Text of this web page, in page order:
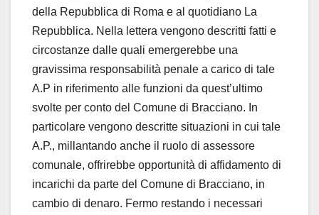
della Repubblica di Roma e al quotidiano La
Repubblica. Nella lettera vengono descritti fatti e
circostanze dalle quali emergerebbe una
gravissima responsabilità penale a carico di tale
A.P in riferimento alle funzioni da quest’ultimo
svolte per conto del Comune di Bracciano. In
particolare vengono descritte situazioni in cui tale
A.P., millantando anche il ruolo di assessore
comunale, offrirebbe opportunità di affidamento di
incarichi da parte del Comune di Bracciano, in
cambio di denaro. Fermo restando i necessari